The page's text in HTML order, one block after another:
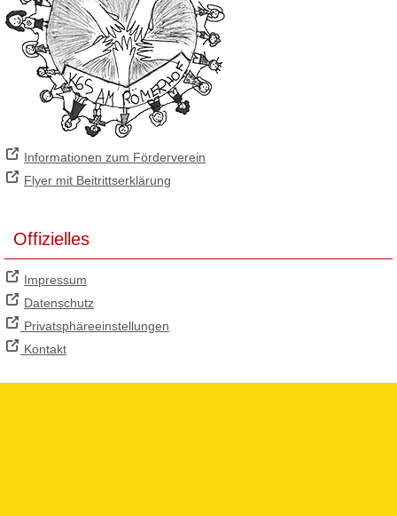
Informationen zum Förderverein
Flyer mit Beitrittserklärung
Offizielles
Impressum
Datenschutz
Privatsphäreeinstellungen
Kontakt